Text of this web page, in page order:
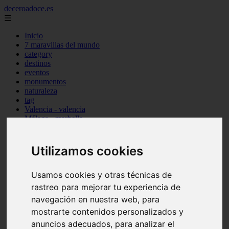
Utilizamos cookies
Usamos cookies y otras técnicas de
rastreo para mejorar tu experiencia de
navegación en nuestra web, para
mostrarte contenidos personalizados y
anuncios adecuados, para analizar el
deceroadoce.es
☰
Inicio
7 maravillas del mundo
category
destinos
eventos
monumentos
naturaleza
tag
Valencia - valencia
Málaga - marbella
Sevilla - bormujos
Santa-cruz-de-tenerife - santiago-del-teide
Murcia - murcia
Alicante - benidorm
Alicante - finestrat
Almería - mojácar
Alicante - orihuela
Huesca - jaca